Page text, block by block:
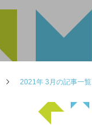
2021年 3月の記事一覧